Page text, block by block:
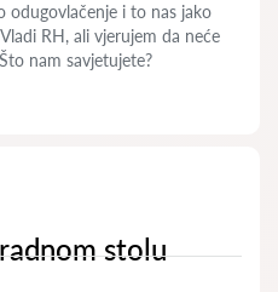
odugovlačenje i to nas jako
RH, ali vjerujem da neće
nam savjetujete?
stolu